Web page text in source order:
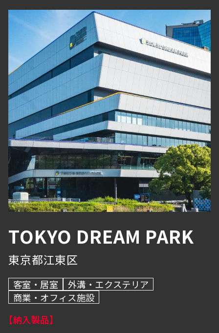
医療施設
福祉・高齢者施設
宿泊・観光施設
商業・オフィス施設
物流・産業施設
その他
衝撃吸収材・保護材
階段ノンスリップ
歩行用誘導鋲・点字鋲
避難・誘導
グレーチング・溝蓋
抗菌・抗ウイルス技術
玄関・エントランス
客室・居室
廊下
階段
浴室
内壁・バックヤード
駐車場・倉庫
外溝・エクステリア
トイレ
TOKYO DREAM PARK
東京都江東区
客室・居室
外溝・エクステリア
商業・オフィス施設
【納入製品】